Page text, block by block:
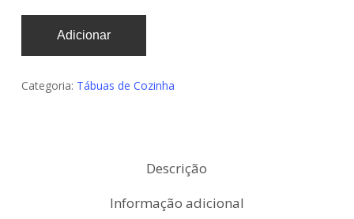
Adicionar
Categoria: Tábuas de Cozinha
Descrição
Informação adicional
De modo a
funcionalidade
e estrutura do